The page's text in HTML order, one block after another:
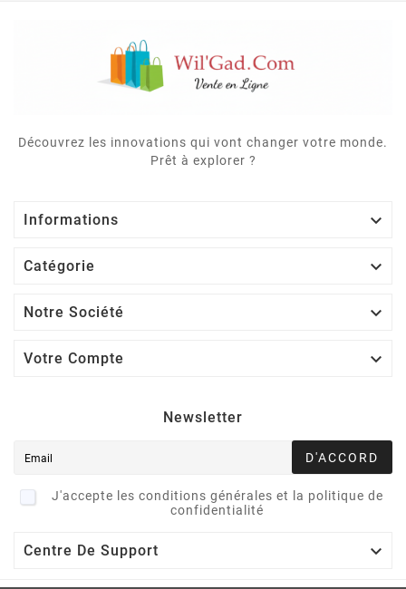
Découvrez les innovations qui vont changer votre monde.
Prêt à explorer ?
Informations 
Catégorie 
Notre Société 
Votre Compte 
Newsletter
D'ACCORD
J'accepte les conditions générales et la politique de
confidentialité
Centre De Support 